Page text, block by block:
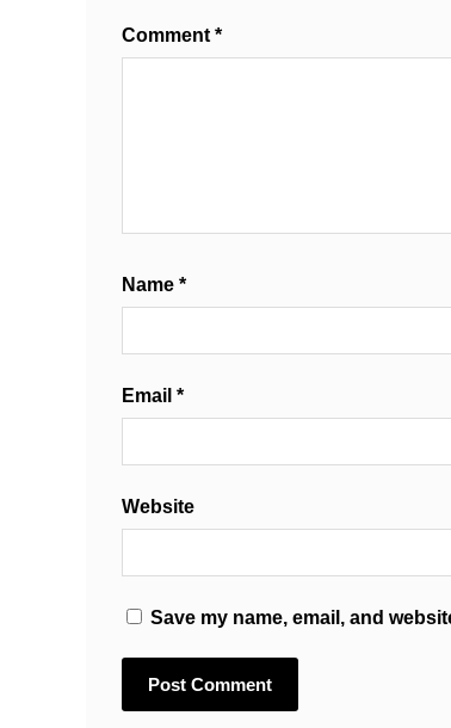
Comment *
Name *
Email *
Website
Save my name, email, and